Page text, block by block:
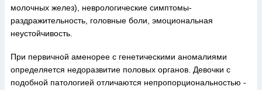
молочных желез), неврологические симптомы-
раздражительность, головные боли, эмоциональная
неустойчивость.
При первичной аменорее с генетическими аномалиями
определяется недоразвитие половых органов. Девочки с
подобной патологией отличаются непропорциональностью -